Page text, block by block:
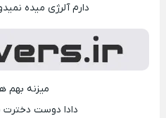
دارم آلرژی میده
میزنه
دادا دوست